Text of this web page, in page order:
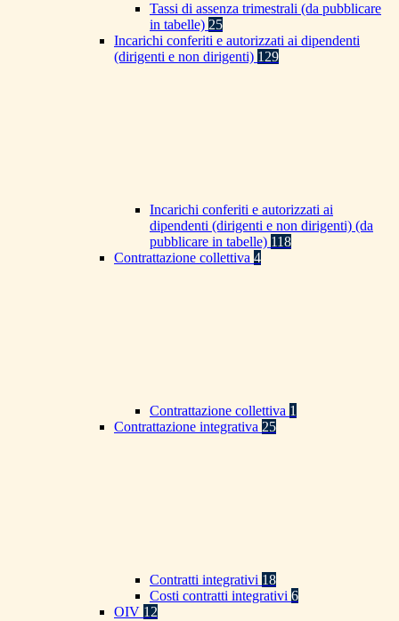
Tassi di assenza trimestrali (da pubblicare
in tabelle) 25
Incarichi conferiti e autorizzati ai dipendenti
(dirigenti e non dirigenti) 129
Incarichi conferiti e autorizzati ai
dipendenti (dirigenti e non dirigenti) (da
pubblicare in tabelle) 118
Contrattazione collettiva 4
Contrattazione collettiva 1
Contrattazione integrativa 25
Contratti integrativi 18
Costi contratti integrativi 6
OIV 12